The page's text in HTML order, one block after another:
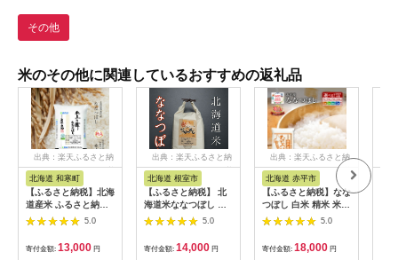
その他
米のその他に関連しているおすすめの返礼品
出典：楽天ふるさと納
税
北海道 和寒町
【ふるさと納税】北海
道産米 ふるさと納税
ななつぼし 氷点の舞
5.0
寄付金額: 13,000 円
出典：楽天ふるさと納
税
北海道 根室市
【ふるさと納税】 北
海道米ななつぼし 選
べる 2kg 〜 20kg 米
コメ こめ 北海道産米
ななつぼし 精米 お取
り寄せ グルメ 北海道
5.0
寄付金額: 14,000 円
出典：楽天ふるさと納
北海道 赤平市
【ふるさと納税】なな
つぼし 白米 精米 米
選べる 単品 定期便
5kg 10kg 15kg 20kg
単品 北海道米 赤平産
米 お米 ごはん ご飯
5.0
寄付金額: 18,000 円